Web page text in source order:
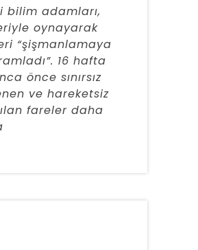
bilim adamları,
oynayarak
“şişmanlamaya
16 hafta
önce sınırsız
ve hareketsiz
fareler daha